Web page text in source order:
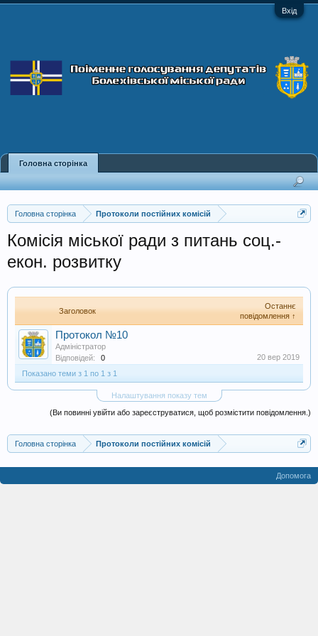
Вхід
Головна сторінка Протоколи постійних комісій
Комісія міської ради з питань соц.-
екон. розвитку
Заголовок
Останнє
повідомлення ↑
Протокол №10
Адміністратор
Відповідей:
0
20 вер 2019
Показано теми з 1 по 1 з 1
Налаштування показу тем
(Ви повинні увійти або зареєструватися, щоб розмістити повідомлення.)
Головна сторінка Протоколи постійних комісій
Головна сторінка
Допомога